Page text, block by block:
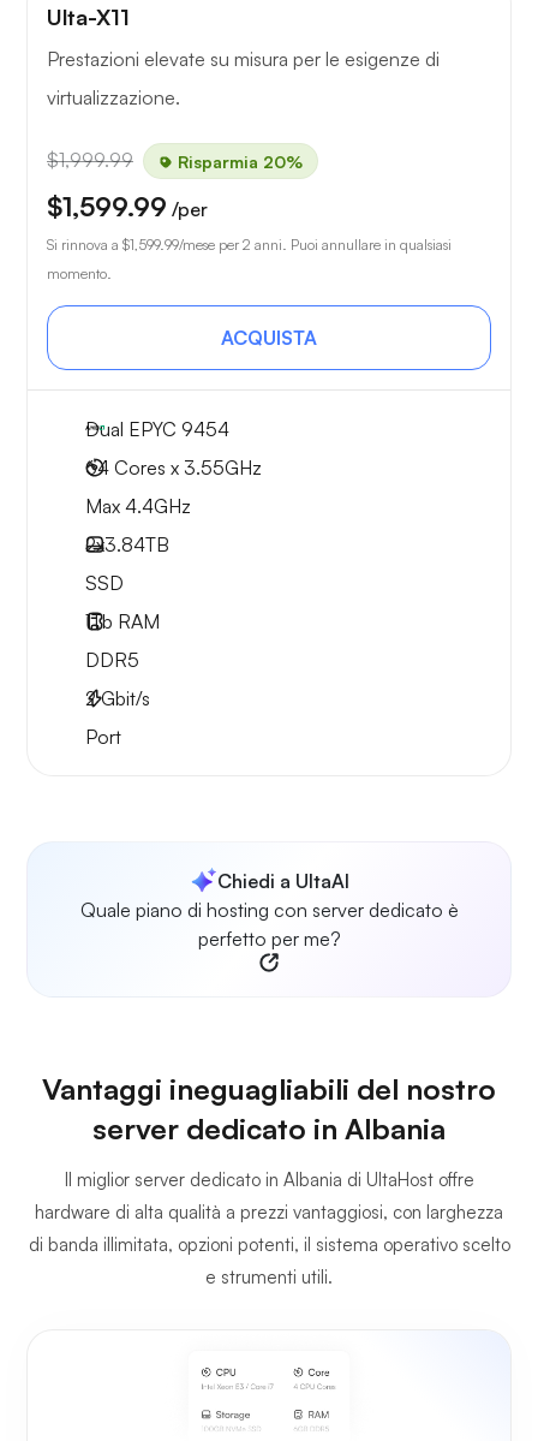
Ulta-X11
Prestazioni elevate su misura per le esigenze di
virtualizzazione.
$1,999.99 Risparmia 20%
$1,599.99 /per
Si rinnova a $1,599.99/mese per 2 anni. Puoi annullare in qualsiasi
momento.
ACQUISTA
Dual EPYC 9454
64 Cores x 3.55GHz
Max 4.4GHz
2x3.84TB
SSD
1Tb RAM
DDR5
2Gbit/s
Port
Chiedi a UltaAI
Quale piano di hosting con server dedicato è
perfetto per me?
Vantaggi ineguagliabili del nostro
server dedicato in Albania
Il miglior server dedicato in Albania di UltaHost offre
hardware di alta qualità a prezzi vantaggiosi, con larghezza
di banda illimitata, opzioni potenti, il sistema operativo scelto
e strumenti utili.